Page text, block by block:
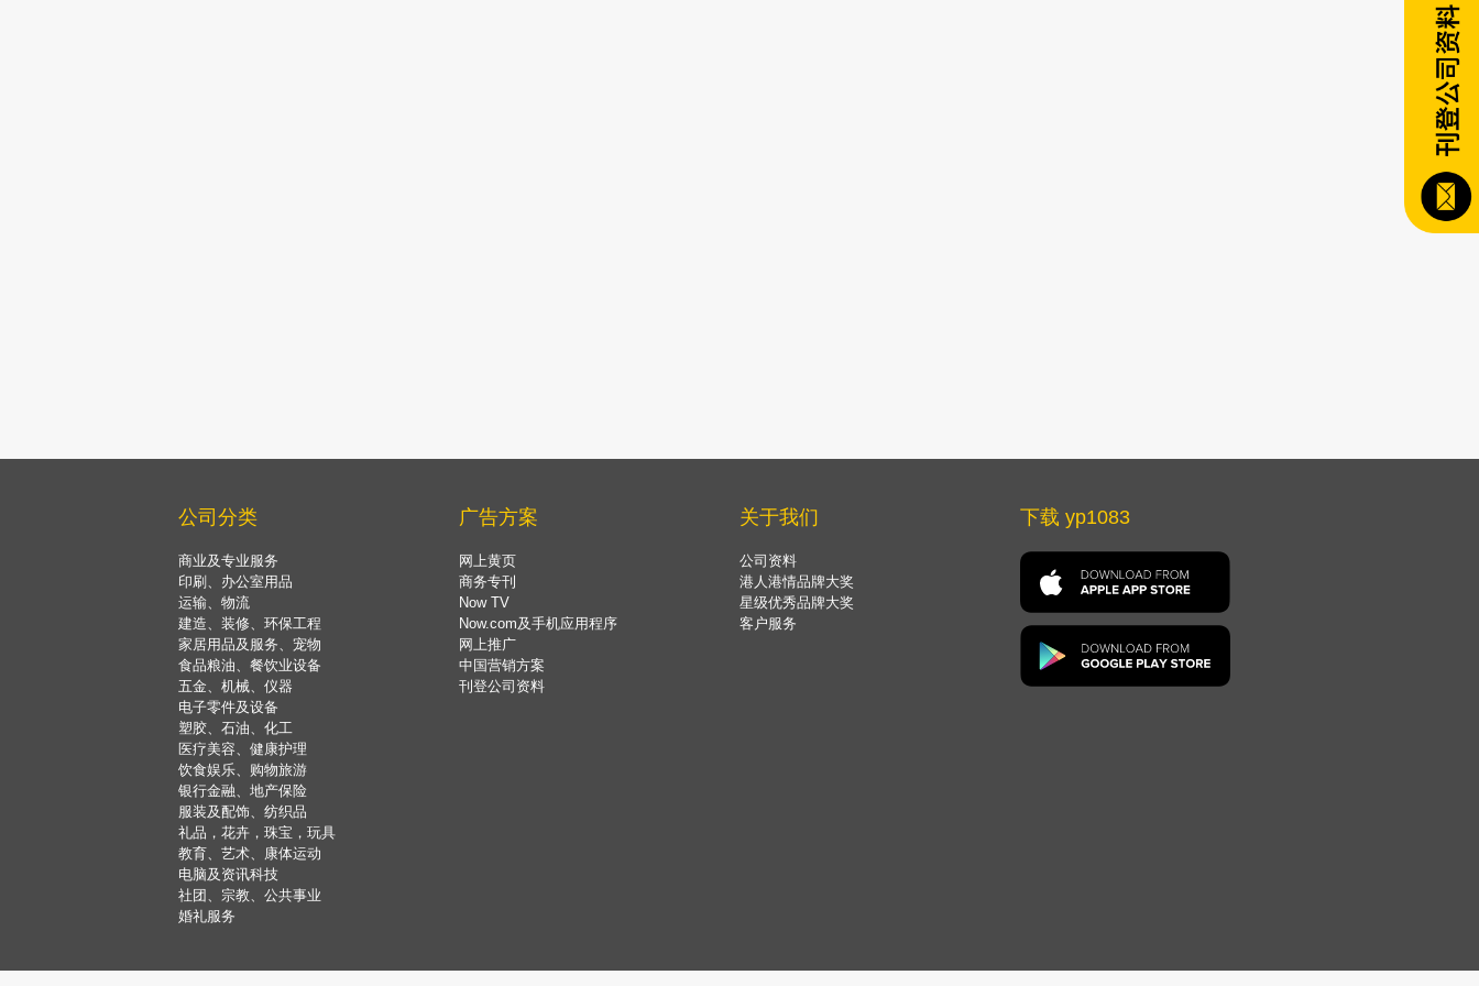
公司分类
商业及专业服务
印刷、办公室用品
运输、物流
建造、装修、环保工程
家居用品及服务、宠物
食品粮油、餐饮业设备
五金、机械、仪器
电子零件及设备
塑胶、石油、化工
医疗美容、健康护理
饮食娱乐、购物旅游
银行金融、地产保险
服装及配饰、纺织品
礼品，花卉，珠宝，玩具
教育、艺术、康体运动
电脑及资讯科技
社团、宗教、公共事业
婚礼服务
广告方案
网上黄页
商务专刊
Now TV
Now.com及手机应用程序
网上推广
中国营销方案
刊登公司资料
关于我们
公司资料
港人港情品牌大奖
星级优秀品牌大奖
客户服务
下载 yp1083